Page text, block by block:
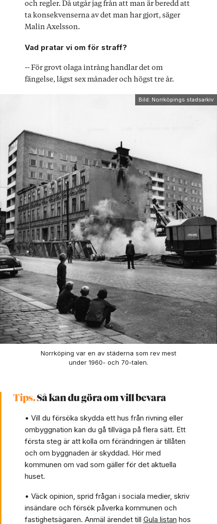
och regler. Då utgår jag från att man är beredd att
ta konsekvenserna av det man har gjort, säger
Malin Axelsson.
Vad pratar vi om för straff?
-- För grovt olaga intrång handlar det om
fängelse, lägst sex månader och högst tre år.
Bild: Norrköpings stadsarkiv
Norrköping var en av städerna som rev mest
under 1960- och 70-talen.
Tips.Så kan du göra om vill bevara
• Vill du försöka skydda ett hus från rivning eller
ombyggnation kan du gå tillväga på flera sätt. Ett
första steg är att kolla om förändringen är tillåten
och om byggnaden är skyddad. Hör med
kommunen om vad som gäller för det aktuella
huset.
• Väck opinion, sprid frågan i sociala medier, skriv
insändare och försök påverka kommunen och
fastighetsägaren. Anmäl ärendet till Gula listan hos